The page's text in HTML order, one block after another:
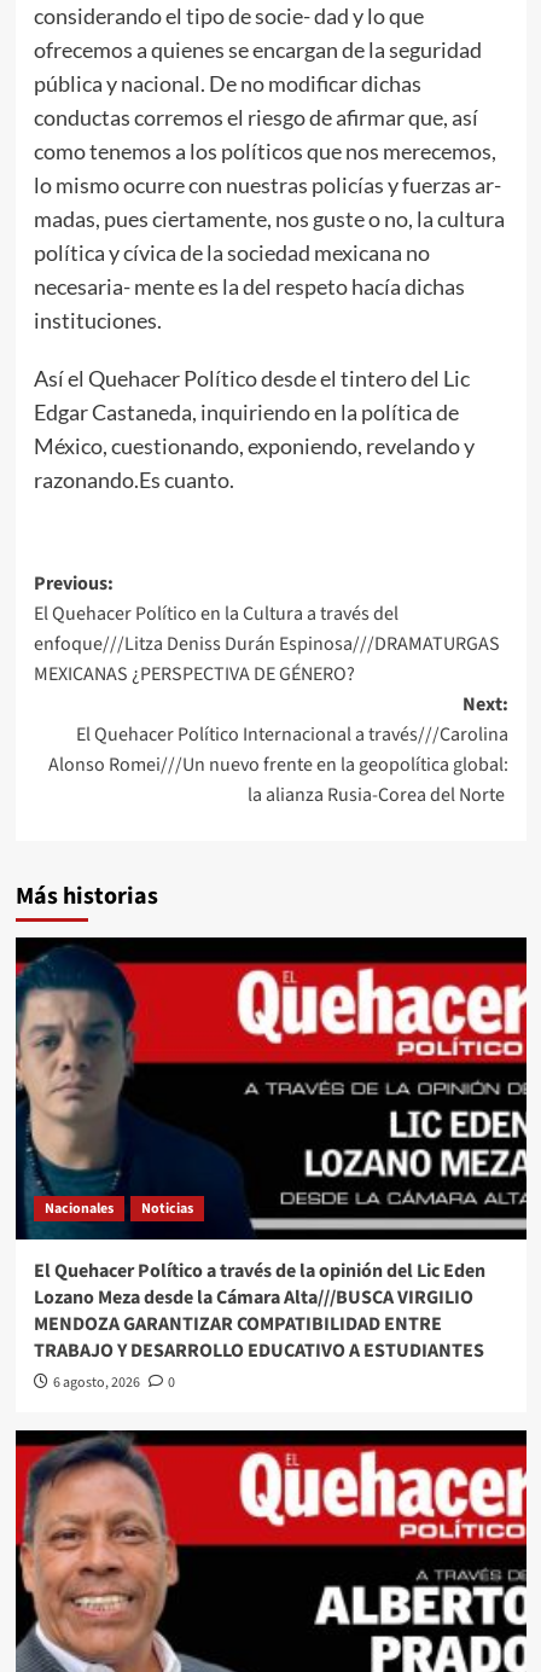
considerando el tipo de socie- dad y lo que
ofrecemos a quienes se encargan de la seguridad
pública y nacional. De no modificar dichas
conductas corremos el riesgo de afirmar que, así
como tenemos a los políticos que nos merecemos,
lo mismo ocurre con nuestras policías y fuerzas ar-
madas, pues ciertamente, nos guste o no, la cultura
política y cívica de la sociedad mexicana no
necesaria- mente es la del respeto hacía dichas
instituciones.
Así el Quehacer Político desde el tintero del Lic
Edgar Castaneda, inquiriendo en la política de
México, cuestionando, exponiendo, revelando y
razonando.Es cuanto.
Post
navigation
Previous:
El Quehacer Político en la Cultura a través del
enfoque///Litza Deniss Durán Espinosa///DRAMATURGAS
MEXICANAS ¿PERSPECTIVA DE GÉNERO?
Next:
El Quehacer Político Internacional a través///Carolina
Alonso Romei///Un nuevo frente en la geopolítica global:
la alianza Rusia-Corea del Norte
Más historias
Nacionales Noticias
El Quehacer Político a través de la opinión del Lic Eden
Lozano Meza desde la Cámara Alta///BUSCA VIRGILIO
MENDOZA GARANTIZAR COMPATIBILIDAD ENTRE
TRABAJO Y DESARROLLO EDUCATIVO A ESTUDIANTES
6 agosto, 2026 0